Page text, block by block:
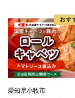
愛知県小牧市